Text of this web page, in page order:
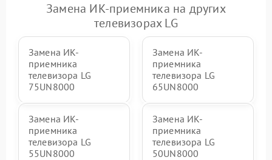
Замена ИК-приемника на других
телевизорах LG
Замена ИК-
приемника
телевизора LG
75UN8000
Замена ИК-
приемника
телевизора LG
65UN8000
Замена ИК-
приемника
телевизора LG
55UN8000
Замена ИК-
приемника
телевизора LG
50UN8000